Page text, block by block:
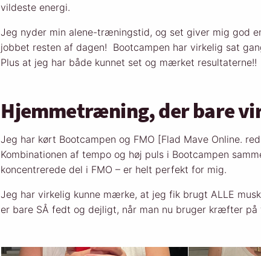
vildeste energi.
Jeg nyder min alene-træningstid, og set giver mig god
jobbet resten af dagen! Bootcampen har virkelig sat
Plus at jeg har både kunnet set og mærket resultaterne!!
Hjemmetræning, der bare
Jeg har kørt Bootcampen og FMO [Flad Mave Online.
Kombinationen af tempo og høj puls i Bootcampen
koncentrerede del i FMO – er helt perfekt for mig.
Jeg har virkelig kunne mærke, at jeg fik brugt ALLE
er bare SÅ fedt og dejligt, når man nu bruger kræfter